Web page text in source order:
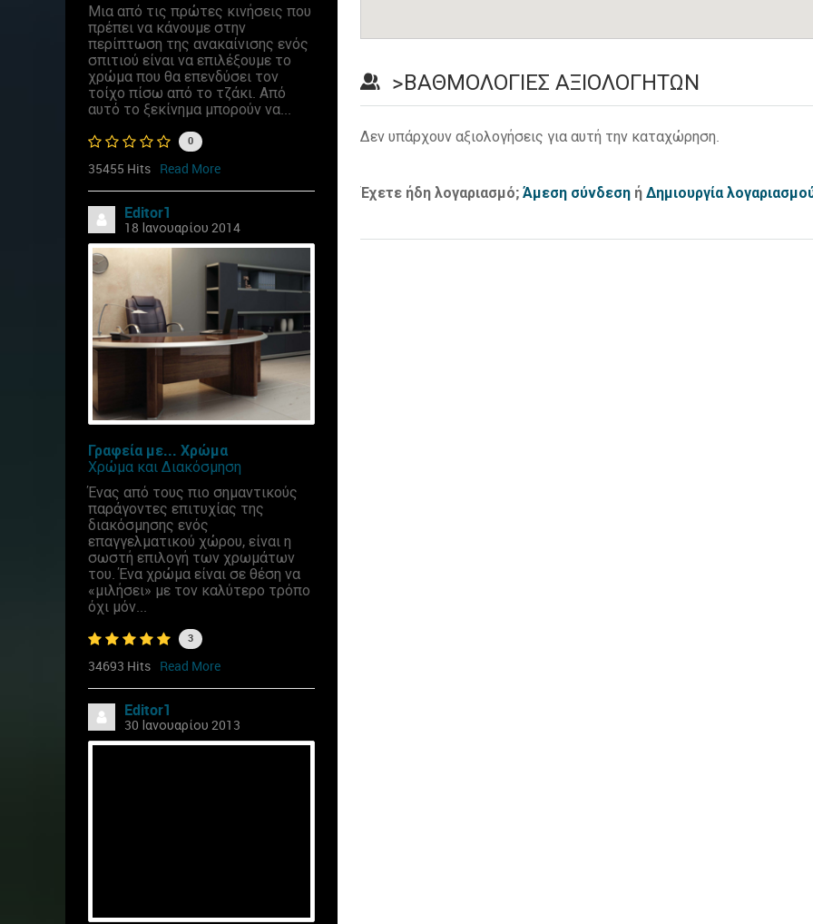
Μια από τις πρώτες κινήσεις που
πρέπει να κάνουμε στην
περίπτωση της ανακαίνισης ενός
σπιτιού είναι να επιλέξουμε το
χρώμα που θα επενδύσει τον
τοίχο πίσω από το τζάκι. Από
αυτό το ξεκίνημα μπορούν να...
0
35455 Hits Read More
Editor1
18 Ιανουαρίου 2014
Γραφεία με... Χρώμα
Χρώμα και Διακόσμηση
Ένας από τους πιο σημαντικούς
παράγοντες επιτυχίας της
διακόσμησης ενός
επαγγελματικού χώρου, είναι η
σωστή επιλογή των χρωμάτων
του. Ένα χρώμα είναι σε θέση να
«μιλήσει» με τον καλύτερο τρόπο
όχι μόν...
3
34693 Hits Read More
Editor1
30 Ιανουαρίου 2013
>ΒΑΘΜΟΛΟΓΊΕΣ ΑΞΙΟΛΟΓΗΤΏΝ
Δεν υπάρχουν αξιολογήσεις για αυτή την καταχώρηση.
Έχετε ήδη λογαριασμό; Άμεση σύνδεση ή Δημιουργία